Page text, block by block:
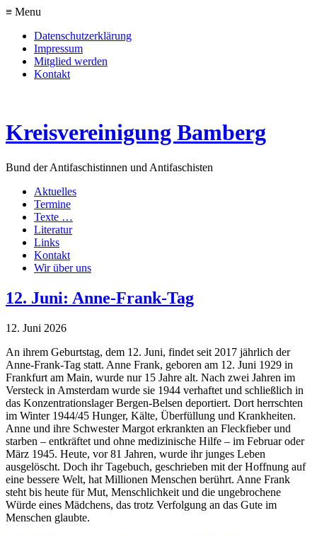
≡ Menu
Datenschutzerklärung
Impressum
Mitglied werden
Kontakt
Kreisvereinigung Bamberg
Bund der Antifaschistinnen und Antifaschisten
Aktuelles
Termine
Texte …
Literatur
Links
Kontakt
Wir über uns
12. Juni: Anne-Frank-Tag
12. Juni 2026
An ihrem Geburtstag, dem 12. Juni, findet seit 2017 jährlich der
Anne-Frank-Tag statt. Anne Frank, geboren am 12. Juni 1929 in
Frankfurt am Main, wurde nur 15 Jahre alt. Nach zwei Jahren im
Versteck in Amsterdam wurde sie 1944 verhaftet und schließlich in
das Konzentrationslager Bergen-Belsen deportiert. Dort herrschten
im Winter 1944/45 Hunger, Kälte, Überfüllung und Krankheiten.
Anne und ihre Schwester Margot erkrankten an Fleckfieber und
starben – entkräftet und ohne medizinische Hilfe – im Februar oder
März 1945. Heute, vor 81 Jahren, wurde ihr junges Leben
ausgelöscht. Doch ihr Tagebuch, geschrieben mit der Hoffnung auf
eine bessere Welt, hat Millionen Menschen berührt. Anne Frank
steht bis heute für Mut, Menschlichkeit und die ungebrochene
Würde eines Mädchens, das trotz Verfolgung an das Gute im
Menschen glaubte.